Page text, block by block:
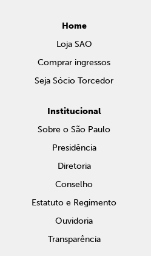
Home
Loja SAO
Comprar ingressos
Seja Sócio Torcedor
Institucional
Sobre o São Paulo
Presidência
Diretoria
Conselho
Estatuto e Regimento
Ouvidoria
Transparência